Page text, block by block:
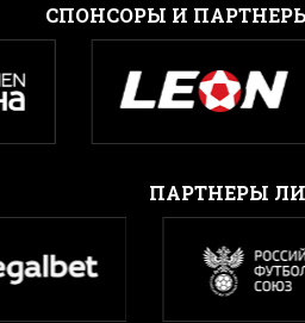
CПОНСОРЫ И
ПАРТНЕРЫ